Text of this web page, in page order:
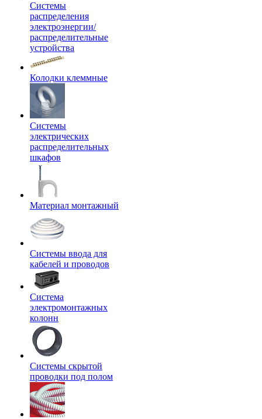
Системы
распределения
электроэнергии/
распределительные
устройства
Колодки клеммные
Системы
электрических
распределительных
шкафов
Материал монтажный
Системы ввода для
кабелей и проводов
Система
электромонтажных
колонн
Системы скрытой
проводки под полом